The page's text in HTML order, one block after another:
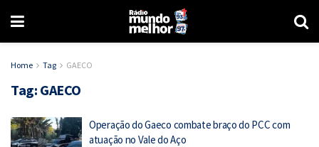
Home Tag GAECO
Tag: GAECO
Operação do Gaeco combate braço do PCC com
atuação no Vale do Aço